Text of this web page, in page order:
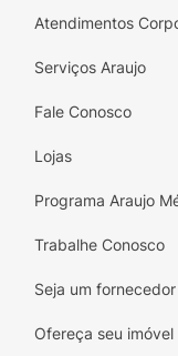
Atendimentos
Serviços Araujo
Fale Conosco
Lojas
Programa Araujo
Trabalhe Conosco
Seja um fornecedor
Ofereça seu imóvel